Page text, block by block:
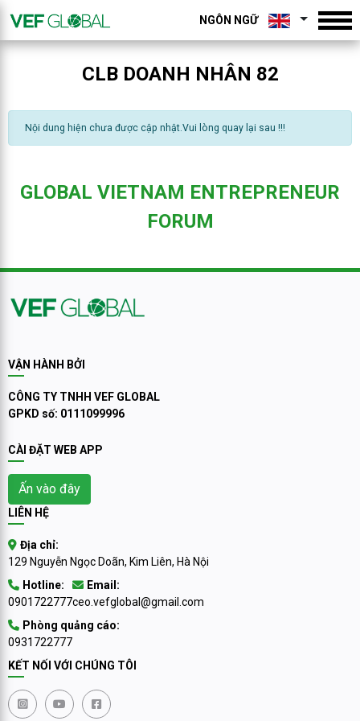
NGÔN NGỮ
CLB DOANH NHÂN 82
Nội dung hiện chưa được cập nhật.Vui lòng quay lại sau !!!
GLOBAL VIETNAM ENTREPRENEUR
FORUM
VẬN HÀNH BỞI
CÔNG TY TNHH VEF GLOBAL
GPKD số: 0111099996
CÀI ĐẶT WEB APP
Ấn vào đây
LIÊN HỆ
Địa chỉ:
129 Nguyễn Ngọc Doãn, Kim Liên, Hà Nội
Hotline:
0901722777
Email:
ceo.vefglobal@gmail.com
Phòng quảng cáo:
0931722777
KẾT NỐI VỚI CHÚNG TÔI